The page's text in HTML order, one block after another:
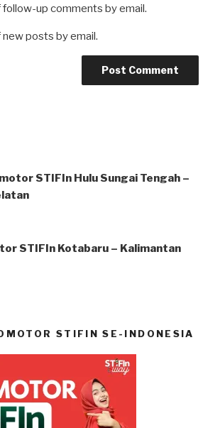
up comments by email.
posts by email.
STIFIn Hulu Sungai Tengah –
STIFIn Kotabaru – Kalimantan
STIFIN SE-INDONESIA